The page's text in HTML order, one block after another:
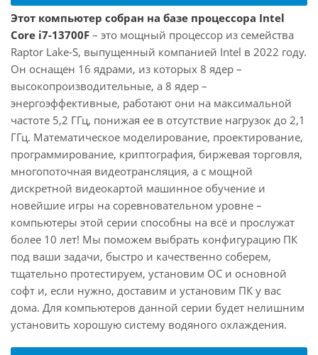
Этот компьютер собран на базе процессора Intel
Core i7-13700F – это мощный процессор из семейства
Raptor Lake-S, выпущенный компанией Intel в 2022 году.
Он оснащен 16 ядрами, из которых 8 ядер –
высокопроизводительные, а 8 ядер –
энергоэффективные, работают они на максимальной
частоте 5,2 ГГц, понижая ее в отсутствие нагрузок до 2,1
ГГц. Математическое моделирование, проектирование,
программирование, криптография, биржевая торговля,
многопоточная видеотрансляция, а с мощной
дискретной видеокартой машинное обучение и
новейшие игры на соревновательном уровне –
компьютеры этой серии способны на всё и прослужат
более 10 лет! Мы поможем выбрать конфигурацию ПК
под ваши задачи, быстро и качественно соберем,
тщательно протестируем, установим ОС и основной
софт и, если нужно, доставим и установим ПК у вас
дома. Для компьютеров данной серии будет нелишним
установить хорошую систему водяного охлаждения.